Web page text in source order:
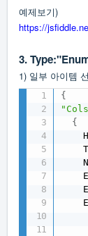
예제보기)
https://
3.
1) 일부 아이템
{
{